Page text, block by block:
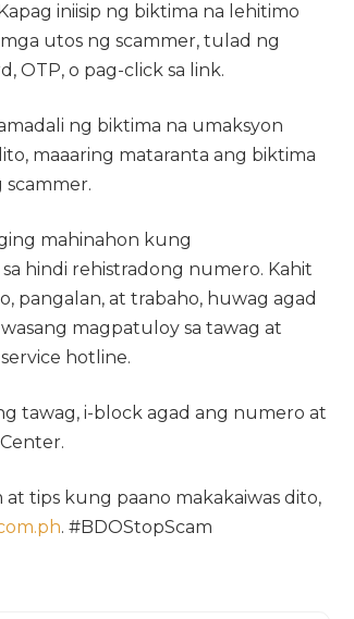
iniisip ng biktima na lehitimo
utos ng scammer, tulad ng
OTP, o pag-click sa link.
ng biktima na umaksyon
maaaring mataranta ang biktima
scammer.
mahinahon kung
hindi rehistradong numero. Kahit
pangalan, at trabaho, huwag agad
magpatuloy sa tawag at
hotline.
tawag, i-block agad ang numero at
at tips kung paano makakaiwas dito,
. #BDOStopScam